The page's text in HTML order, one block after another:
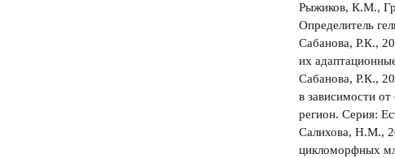
Рыжиков, К.М.,
Определитель
Сабанова, Р.К.,
их
Сабанова, Р.К.,
в зависимости
регион. Серия:
Салихова, Н.М.,
цикломорфных